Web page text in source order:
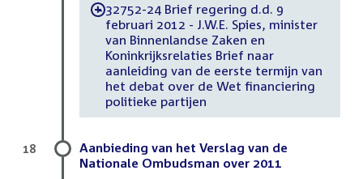
-32752-24 Brief regering d.d. 9
februari 2012 - J.W.E. Spies, minister
van Binnenlandse Zaken en
Koninkrijksrelaties Brief naar
aanleiding van de eerste termijn van
het debat over de Wet financiering
politieke partijen
Aanbieding van het Verslag van de
Nationale Ombudsman over 2011
18